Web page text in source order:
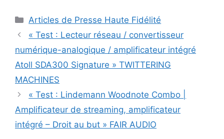
Catégories
Articles de Presse Haute Fidélité
« Test : Lecteur réseau / convertisseur
numérique-analogique / amplificateur intégré
Atoll SDA300 Signature » TWITTERING
MACHINES
« Test : Lindemann Woodnote Combo |
Amplificateur de streaming, amplificateur
intégré – Droit au but » FAIR AUDIO